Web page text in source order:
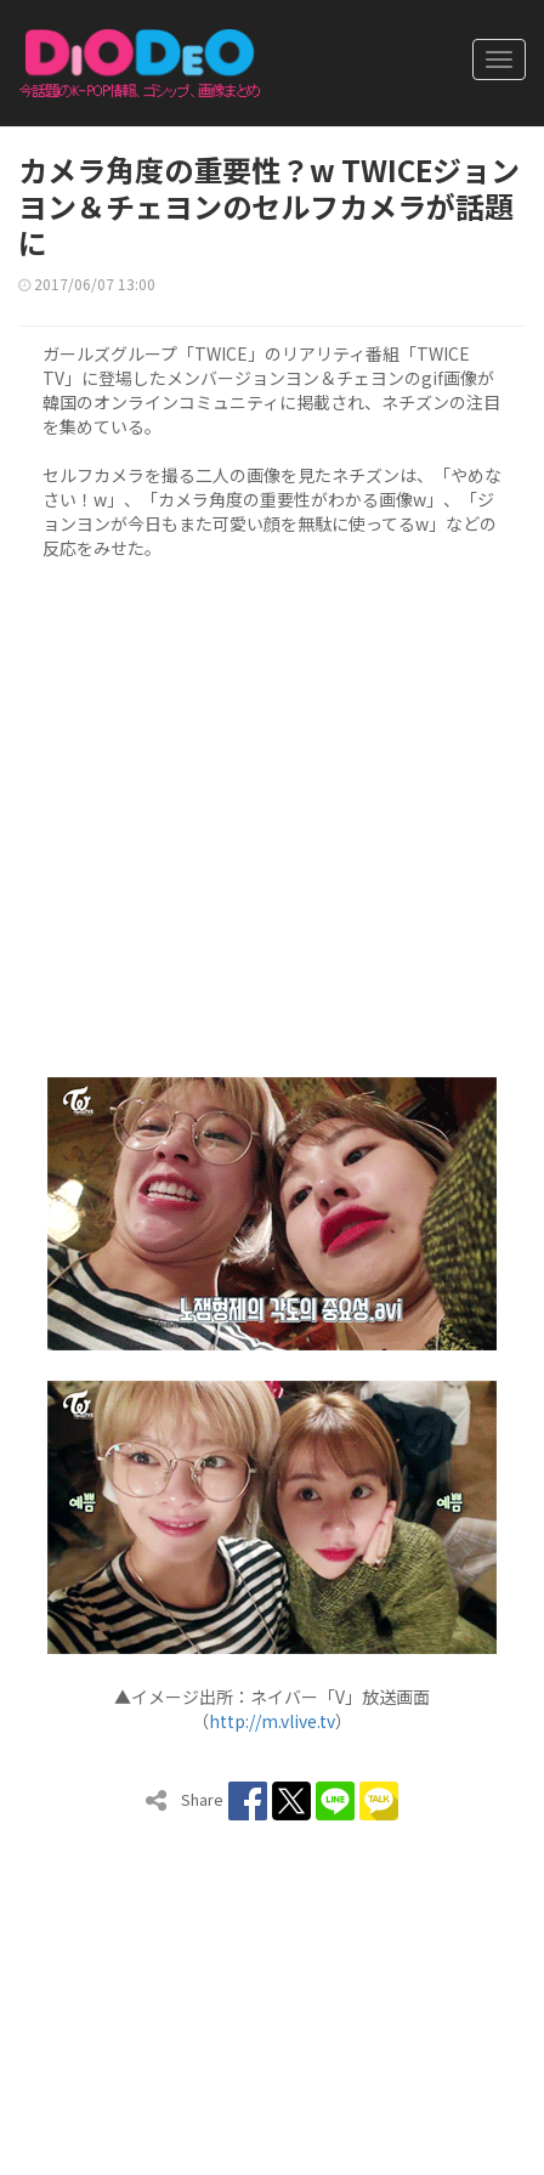
カメラ角度の重要性？w TWICEジョン
ヨン＆チェヨンのセルフカメラが話題
に
2017/06/07 13:00
ガールズグループ「TWICE」のリアリティ番組「TWICE
TV」に登場したメンバージョンヨン＆チェヨンのgif画像が
韓国のオンラインコミュニティに掲載され、ネチズンの注目
を集めている。
セルフカメラを撮る二人の画像を見たネチズンは、「やめな
さい！w」、「カメラ角度の重要性がわかる画像w」、「ジ
ョンヨンが今日もまた可愛い顔を無駄に使ってるw」などの
反応をみせた。
▲イメージ出所：ネイバー「V」放送画面
（http://m.vlive.tv）
Share